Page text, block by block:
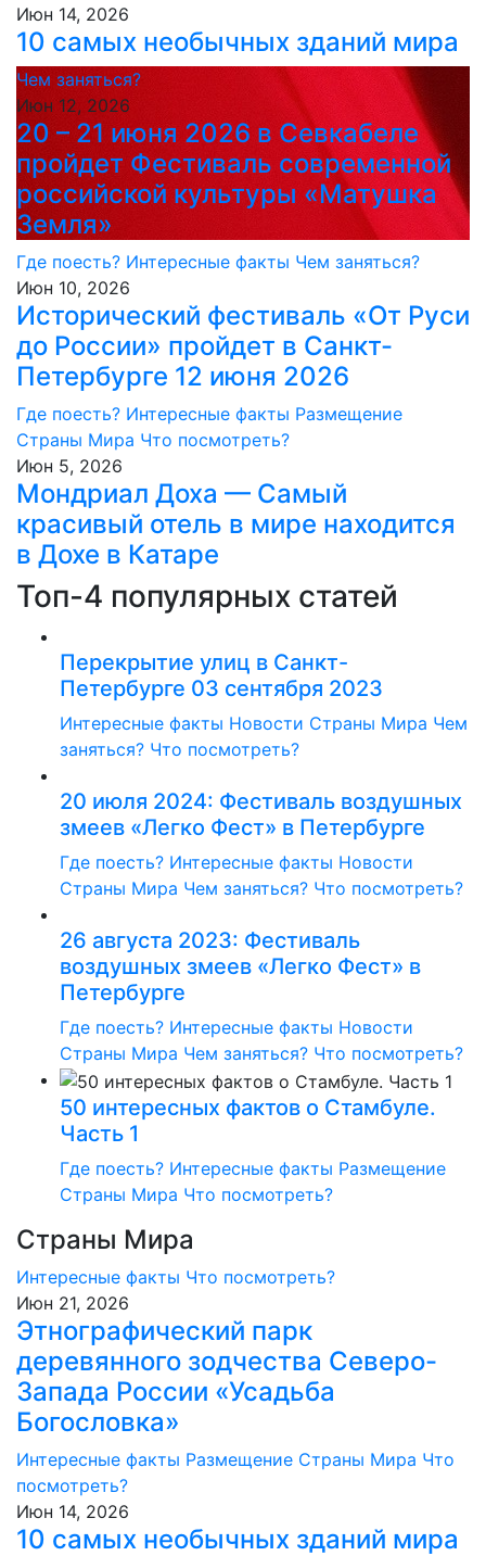
Июн 14, 2026
10 самых необычных зданий мира
Чем заняться?
Июн 12, 2026
20 – 21 июня 2026 в Севкабеле
пройдет Фестиваль современной
российской культуры «Матушка
Земля»
Где поесть? Интересные факты Чем заняться?
Июн 10, 2026
Исторический фестиваль «От Руси
до России» пройдет в Санкт-
Петербурге 12 июня 2026
Где поесть? Интересные факты Размещение
Страны Мира Что посмотреть?
Июн 5, 2026
Мондриал Доха — Самый
красивый отель в мире находится
в Дохе в Катаре
Топ-4 популярных статей
Перекрытие улиц в Санкт-
Петербурге 03 сентября 2023
Интересные факты Новости Страны Мира Чем
заняться? Что посмотреть?
20 июля 2024: Фестиваль воздушных
змеев «Легко Фест» в Петербурге
Где поесть? Интересные факты Новости
Страны Мира Чем заняться? Что посмотреть?
26 августа 2023: Фестиваль
воздушных змеев «Легко Фест» в
Петербурге
Где поесть? Интересные факты Новости
Страны Мира Чем заняться? Что посмотреть?
50 интересных фактов о Стамбуле.
Часть 1
Где поесть? Интересные факты Размещение
Страны Мира Что посмотреть?
Страны Мира
Интересные факты Что посмотреть?
Июн 21, 2026
Этнографический парк
деревянного зодчества Северо-
Запада России «Усадьба
Богословка»
Интересные факты Размещение Страны Мира Что
посмотреть?
Июн 14, 2026
10 самых необычных зданий мира